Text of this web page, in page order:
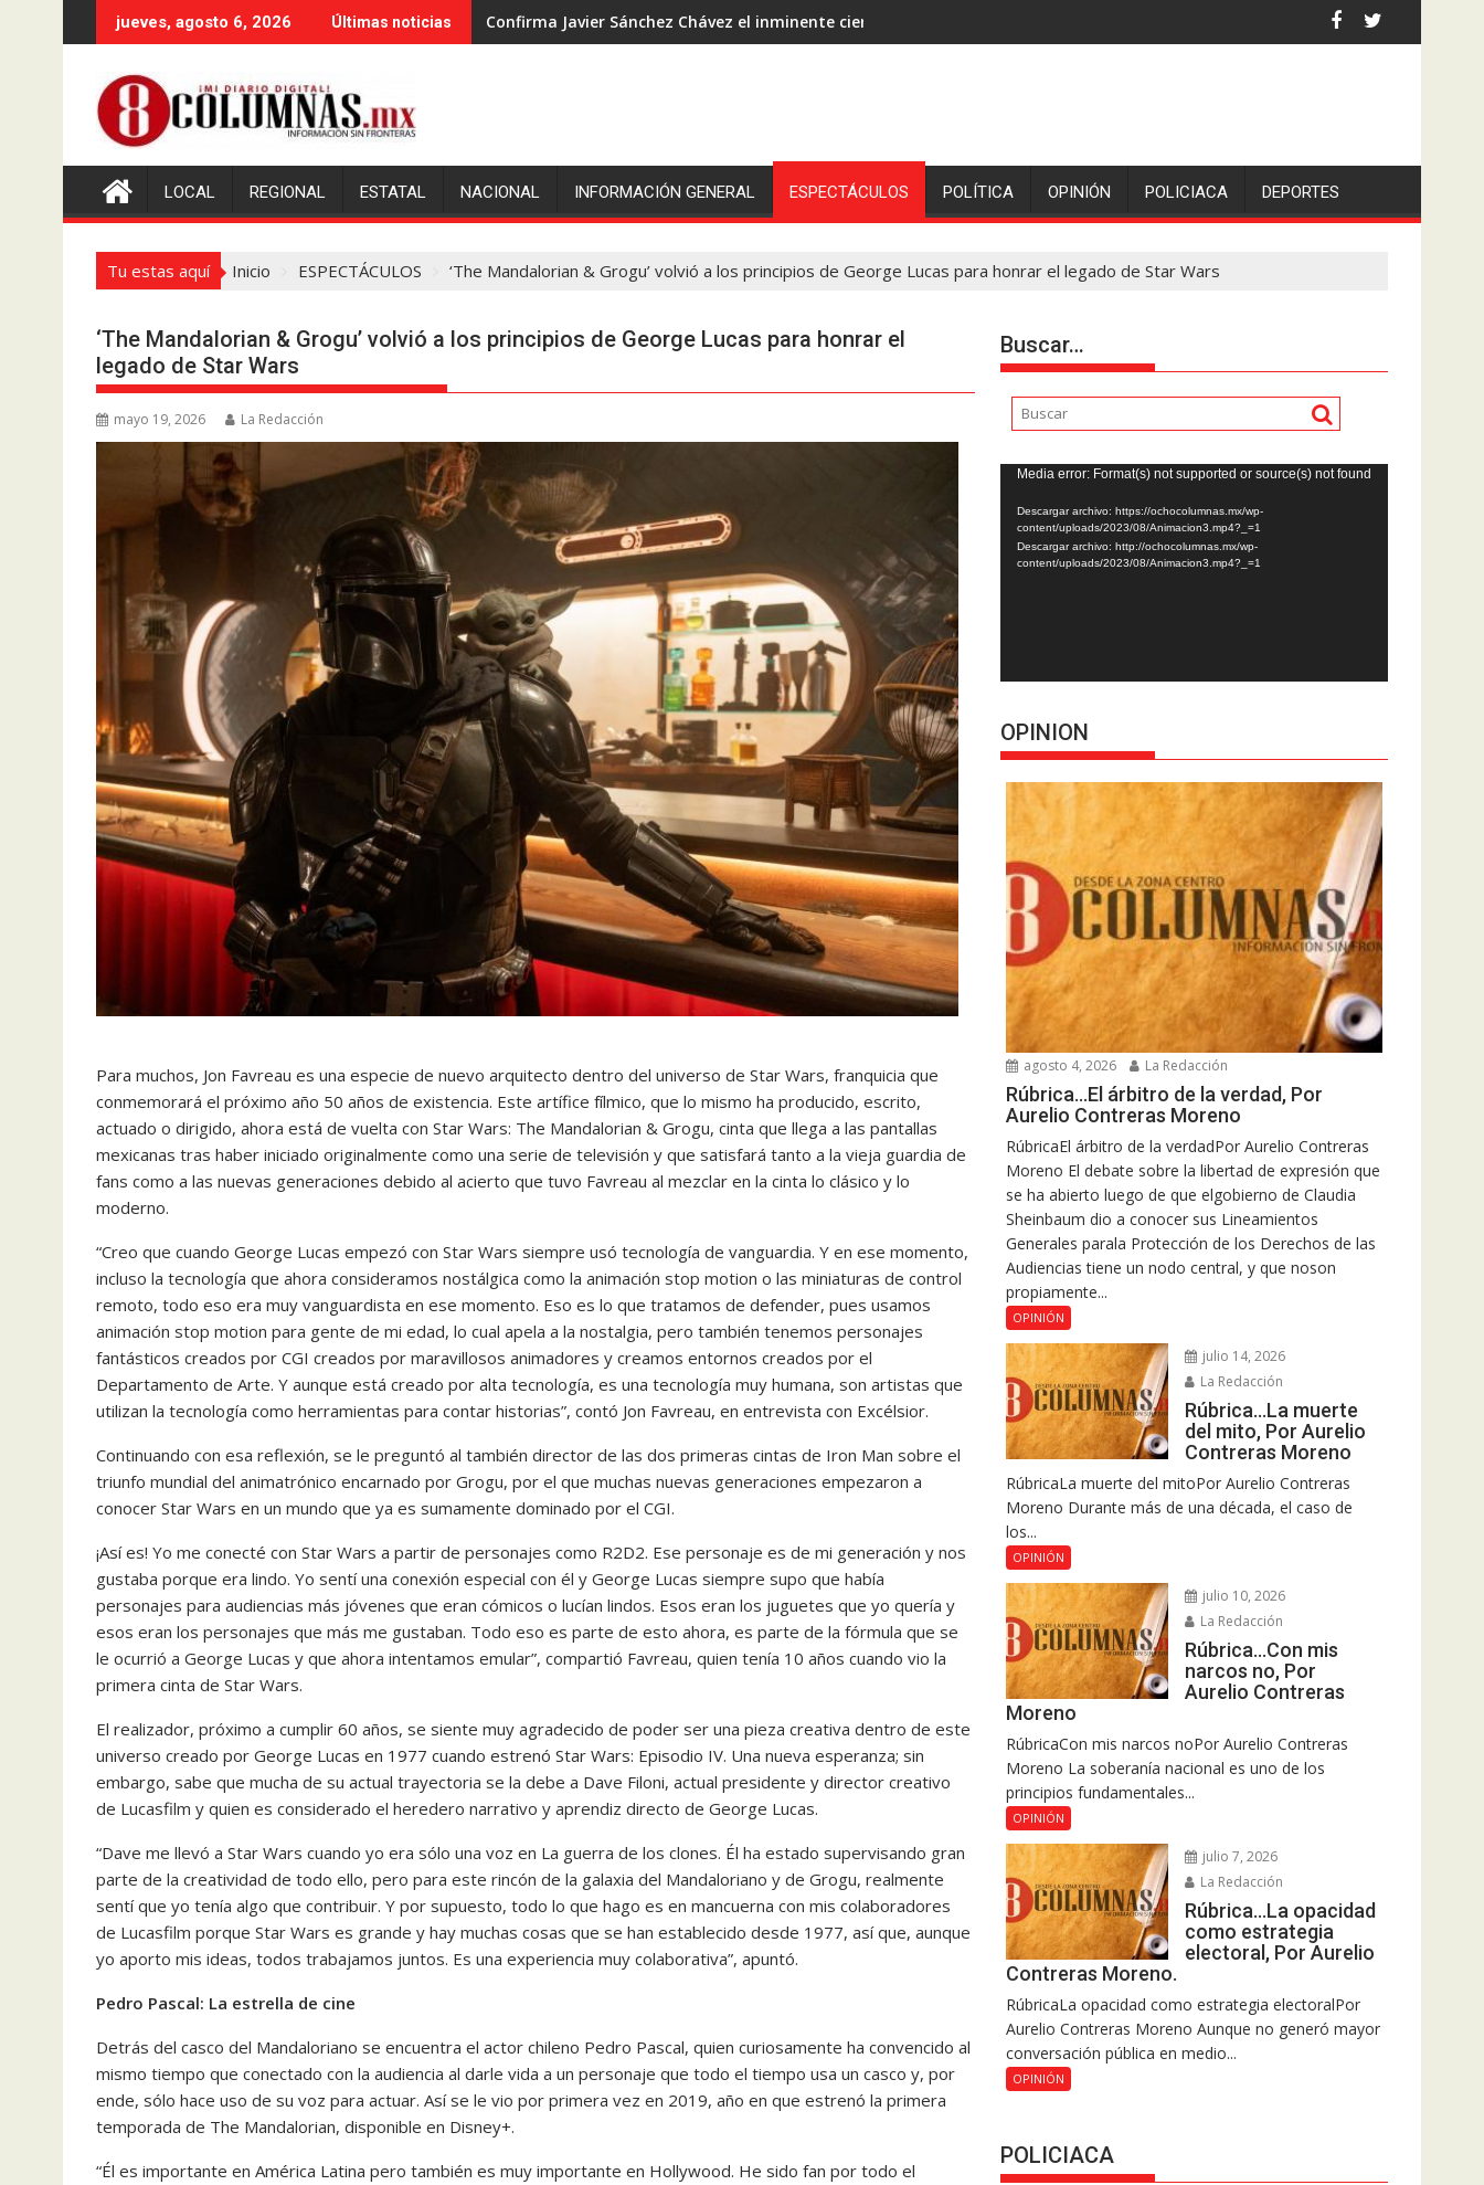
al
jueves, agosto 6, 2026 Últimas noticias Confirma Javier Sánchez Chávez el inminente cierre de ingenió San Pedro en Lerdo de Tejada, Veracruz.
LOCAL REGIONAL ESTATAL NACIONAL INFORMACIÓN GENERAL ESPECTÁCULOS POLÍTICA OPINIÓN POLICIACA DEPORTES
Tu estas aquí Inicio ESPECTÁCULOS ‘The Mandalorian & Grogu’ volvió a los principios de George Lucas para honrar el legado de Star Wars
‘The Mandalorian & Grogu’ volvió a los principios de George Lucas para honrar el
legado de Star Wars
mayo 19, 2026 La Redacción
Para muchos, Jon Favreau es una especie de nuevo arquitecto dentro del universo de Star Wars, franquicia que
conmemorará el próximo año 50 años de existencia. Este artífice fílmico, que lo mismo ha producido, escrito,
actuado o dirigido, ahora está de vuelta con Star Wars: The Mandalorian & Grogu, cinta que llega a las pantallas
mexicanas tras haber iniciado originalmente como una serie de televisión y que satisfará tanto a la vieja guardia de
fans como a las nuevas generaciones debido al acierto que tuvo Favreau al mezclar en la cinta lo clásico y lo
moderno.
“Creo que cuando George Lucas empezó con Star Wars siempre usó tecnología de vanguardia. Y en ese momento,
incluso la tecnología que ahora consideramos nostálgica como la animación stop motion o las miniaturas de control
remoto, todo eso era muy vanguardista en ese momento. Eso es lo que tratamos de defender, pues usamos
animación stop motion para gente de mi edad, lo cual apela a la nostalgia, pero también tenemos personajes
fantásticos creados por CGI creados por maravillosos animadores y creamos entornos creados por el
Departamento de Arte. Y aunque está creado por alta tecnología, es una tecnología muy humana, son artistas que
utilizan la tecnología como herramientas para contar historias”, contó Jon Favreau, en entrevista con Excélsior.
Continuando con esa reflexión, se le preguntó al también director de las dos primeras cintas de Iron Man sobre el
triunfo mundial del animatrónico encarnado por Grogu, por el que muchas nuevas generaciones empezaron a
conocer Star Wars en un mundo que ya es sumamente dominado por el CGI.
¡Así es! Yo me conecté con Star Wars a partir de personajes como R2D2. Ese personaje es de mi generación y nos
gustaba porque era lindo. Yo sentí una conexión especial con él y George Lucas siempre supo que había
personajes para audiencias más jóvenes que eran cómicos o lucían lindos. Esos eran los juguetes que yo quería y
esos eran los personajes que más me gustaban. Todo eso es parte de esto ahora, es parte de la fórmula que se
le ocurrió a George Lucas y que ahora intentamos emular”, compartió Favreau, quien tenía 10 años cuando vio la
primera cinta de Star Wars.
El realizador, próximo a cumplir 60 años, se siente muy agradecido de poder ser una pieza creativa dentro de este
universo creado por George Lucas en 1977 cuando estrenó Star Wars: Episodio IV. Una nueva esperanza; sin
embargo, sabe que mucha de su actual trayectoria se la debe a Dave Filoni, actual presidente y director creativo
de Lucasfilm y quien es considerado el heredero narrativo y aprendiz directo de George Lucas.
“Dave me llevó a Star Wars cuando yo era sólo una voz en La guerra de los clones. Él ha estado supervisando gran
parte de la creatividad de todo ello, pero para este rincón de la galaxia del Mandaloriano y de Grogu, realmente
sentí que yo tenía algo que contribuir. Y por supuesto, todo lo que hago es en mancuerna con mis colaboradores
de Lucasfilm porque Star Wars es grande y hay muchas cosas que se han establecido desde 1977, así que, aunque
yo aporto mis ideas, todos trabajamos juntos. Es una experiencia muy colaborativa”, apuntó.
Pedro Pascal: La estrella de cine
Detrás del casco del Mandaloriano se encuentra el actor chileno Pedro Pascal, quien curiosamente ha convencido al
mismo tiempo que conectado con la audiencia al darle vida a un personaje que todo el tiempo usa un casco y, por
ende, sólo hace uso de su voz para actuar. Así se le vio por primera vez en 2019, año en que estrenó la primera
temporada de The Mandalorian, disponible en Disney+.
“Él es importante en América Latina pero también es muy importante en Hollywood. He sido fan por todo el
Buscar…
Reproductor
de
vídeo
Media error: Format(s) not supported or source(s) not found
Descargar archivo: https://ochocolumnas.mx/wp-
content/uploads/2023/08/Animacion3.mp4?_=1
Descargar archivo: http://ochocolumnas.mx/wp-
content/uploads/2023/08/Animacion3.mp4?_=1
OPINION
agosto 4, 2026 La Redacción
Rúbrica…El árbitro de la verdad, Por
Aurelio Contreras Moreno
RúbricaEl árbitro de la verdadPor Aurelio Contreras
Moreno El debate sobre la libertad de expresión que
se ha abierto luego de que elgobierno de Claudia
Sheinbaum dio a conocer sus Lineamientos
Generales parala Protección de los Derechos de las
Audiencias tiene un nodo central, y que noson
propiamente...
OPINIÓN
julio 14, 2026
La Redacción
Rúbrica…La muerte
del mito, Por Aurelio
Contreras Moreno
RúbricaLa muerte del mitoPor Aurelio Contreras
Moreno Durante más de una década, el caso de
los...
OPINIÓN
julio 10, 2026
La Redacción
Rúbrica…Con mis
narcos no, Por
Aurelio Contreras
Moreno
RúbricaCon mis narcos noPor Aurelio Contreras
Moreno La soberanía nacional es uno de los
principios fundamentales...
OPINIÓN
julio 7, 2026
La Redacción
Rúbrica…La opacidad
como estrategia
electoral, Por Aurelio
Contreras Moreno.
RúbricaLa opacidad como estrategia electoralPor
Aurelio Contreras Moreno Aunque no generó mayor
conversación pública en medio...
OPINIÓN
POLICIACA